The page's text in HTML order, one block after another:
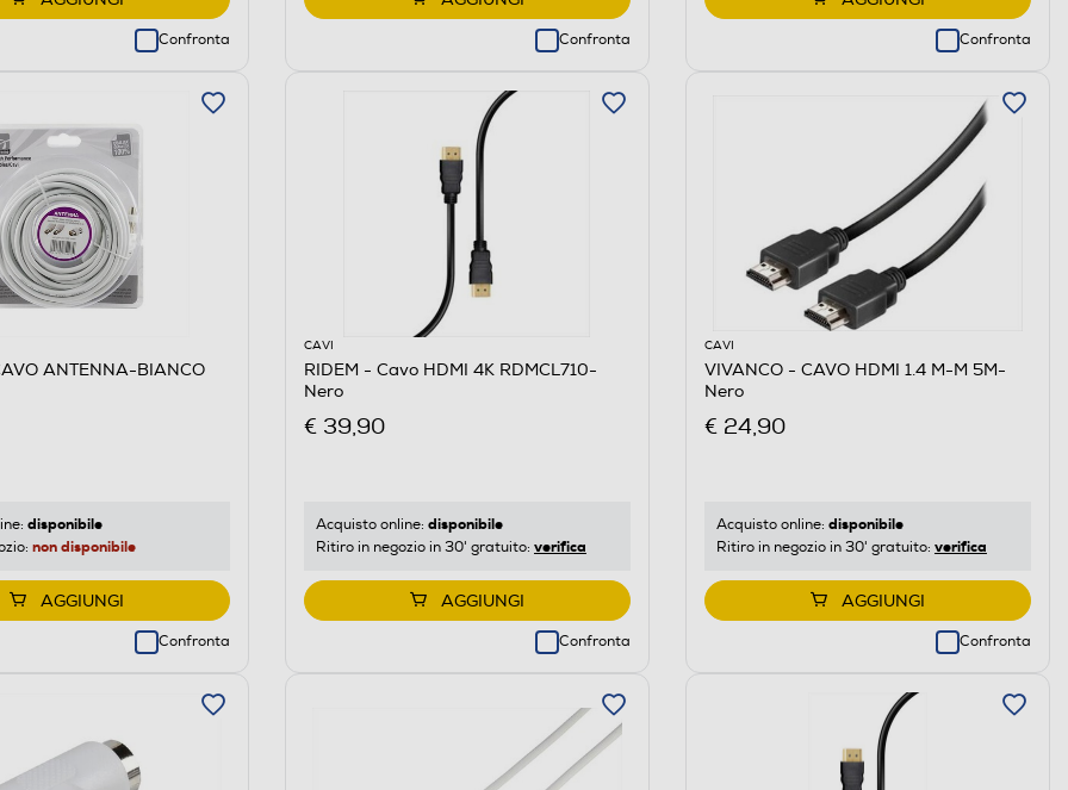
Confronta Confronta Confronta
ANTENNA-BIANCO
disponibile
non disponibile
AGGIUNGI
Confronta
CAVI
RIDEM - Cavo HDMI 4K RDMCL710-
Nero
€ 39,90
Acquisto online: disponibile
Ritiro in negozio in 30' gratuito: verifica
AGGIUNGI
Confronta
CAVI
VIVANCO - CAVO HDMI 1.4 M-M 5M-
Nero
€ 24,90
Acquisto online: disponibile
Ritiro in negozio in 30' gratuito: verifica
AGGIUNGI
Confronta